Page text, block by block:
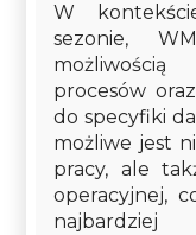
W
sezonie,
możliwością
procesów
do specyfiki
możliwe jest
pracy, ale
operacyjnej,
najbardziej